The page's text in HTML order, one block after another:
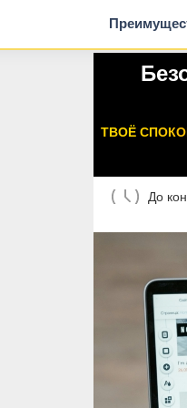
ТВОЁ
До